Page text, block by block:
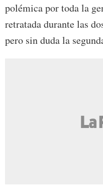
polémica por toda la
retratada durante las
pero sin duda la